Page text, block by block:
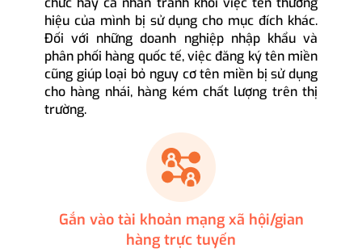
hiệu của mình bị sử dụng cho mục đích khác.
Đối với những doanh nghiệp nhập khẩu và
phân phối hàng quốc tế, việc đăng ký tên miền
cũng giúp loại bỏ nguy cơ tên miền bị sử dụng
cho hàng nhái, hàng kém chất lượng trên thị
trường.
Gắn vào tài khoản mạng xã hội/gian
hàng trực tuyến